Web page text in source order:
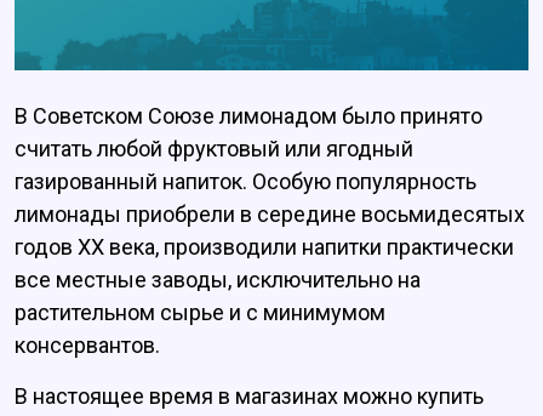
В Советском Союзе лимонадом было принято
считать любой фруктовый или ягодный
газированный напиток. Особую популярность
лимонады приобрели в середине восьмидесятых
годов XX века, производили напитки практически
все местные заводы, исключительно на
растительном сырье и с минимумом
консервантов.
В настоящее время в магазинах можно купить